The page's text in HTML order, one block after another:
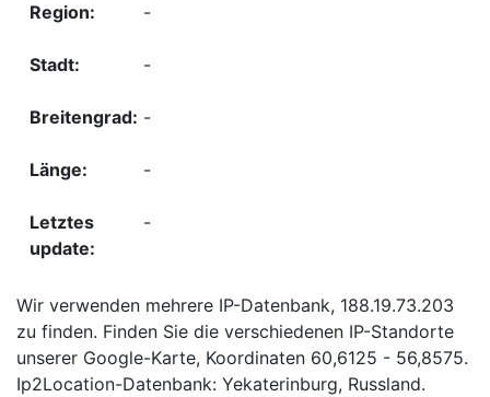
-
-
-
-
-
Wir verwenden mehrere IP-Datenbank, 188.19.73.203
zu finden. Finden Sie die verschiedenen IP-Standorte
unserer Google-Karte, Koordinaten 60,6125 - 56,8575.
Ip2Location-Datenbank: Yekaterinburg, Russland.